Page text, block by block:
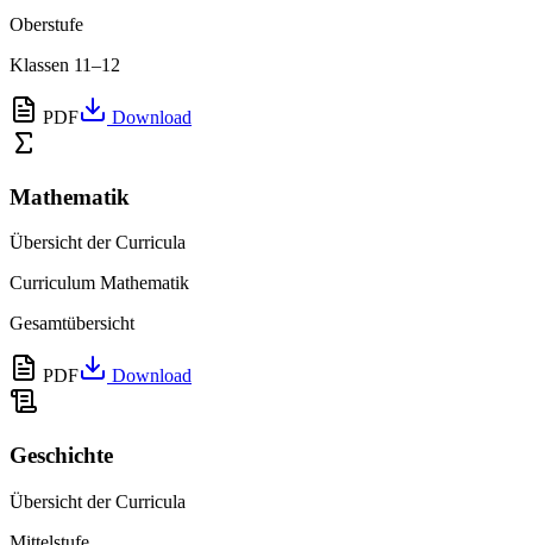
Oberstufe
Klassen 11–12
PDF Download
Mathematik
Übersicht der Curricula
Curriculum Mathematik
Gesamtübersicht
PDF Download
Geschichte
Übersicht der Curricula